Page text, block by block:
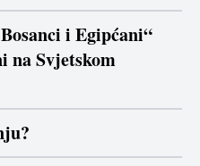
i Egipćani“
na Svjetskom